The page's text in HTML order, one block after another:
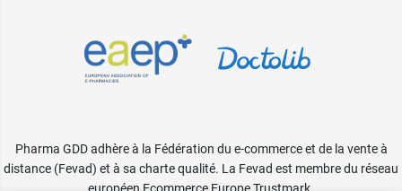
Pharma GDD adhère à la Fédération du e-commerce et de la vente à
distance (Fevad) et à sa charte qualité. La Fevad est membre du réseau